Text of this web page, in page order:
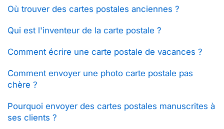
Où trouver des cartes postales anciennes ?
Qui est l'inventeur de la carte postale ?
Comment écrire une carte postale de vacances ?
Comment envoyer une photo carte postale pas
chère ?
Pourquoi envoyer des cartes postales manuscrites à
ses clients ?